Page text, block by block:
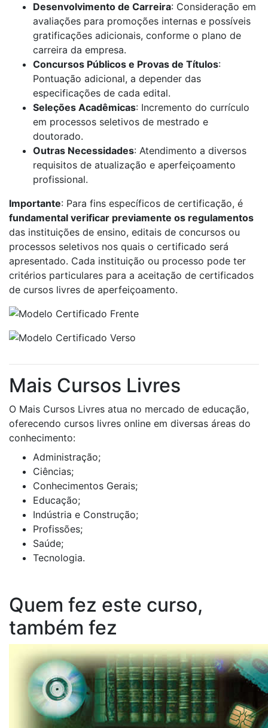
Desenvolvimento de Carreira: Consideração em
avaliações para promoções internas e possíveis
gratificações adicionais, conforme o plano de
carreira da empresa.
Concursos Públicos e Provas de Títulos:
Pontuação adicional, a depender das
especificações de cada edital.
Seleções Acadêmicas: Incremento do currículo
em processos seletivos de mestrado e
doutorado.
Outras Necessidades: Atendimento a diversos
requisitos de atualização e aperfeiçoamento
profissional.
Importante: Para fins específicos de certificação, é
fundamental verificar previamente os regulamentos
das instituições de ensino, editais de concursos ou
processos seletivos nos quais o certificado será
apresentado. Cada instituição ou processo pode ter
critérios particulares para a aceitação de certificados
de cursos livres de aperfeiçoamento.
Mais Cursos Livres
O Mais Cursos Livres atua no mercado de educação,
oferecendo cursos livres online em diversas áreas do
conhecimento:
Administração;
Ciências;
Conhecimentos Gerais;
Educação;
Indústria e Construção;
Profissões;
Saúde;
Tecnologia.
Quem fez este curso,
também fez